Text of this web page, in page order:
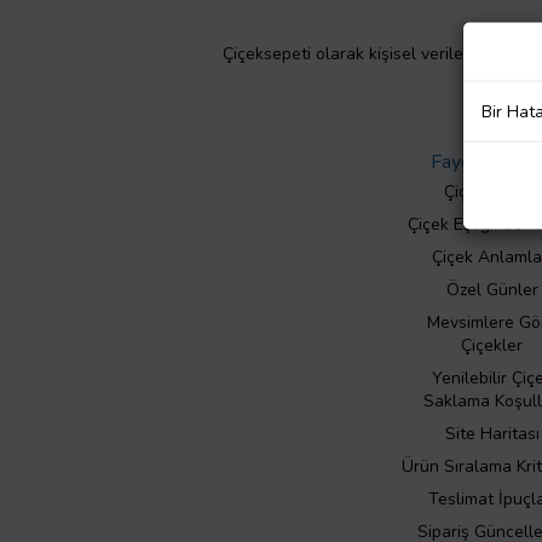
Çiçeksepeti olarak kişisel verilerinizin
Faydalı Bilgiler
Çiçek Bakımı
Çiçek Eşliğinde
Çiçek
Özel Günler
Mevsimlere
Çiçekler
Yenilebilir
Saklama
Site Haritası
Ürün Sıralama
Teslimat
Sipariş
Bir